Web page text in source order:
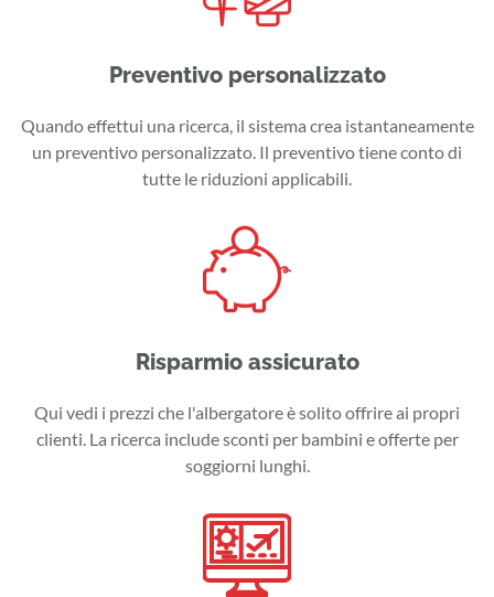
Preventivo personalizzato
Quando effettui una ricerca, il sistema crea istantaneamente
un preventivo personalizzato. Il preventivo tiene conto di
tutte le riduzioni applicabili.
Risparmio assicurato
Qui vedi i prezzi che l'albergatore è solito offrire ai propri
clienti. La ricerca include sconti per bambini e offerte per
soggiorni lunghi.